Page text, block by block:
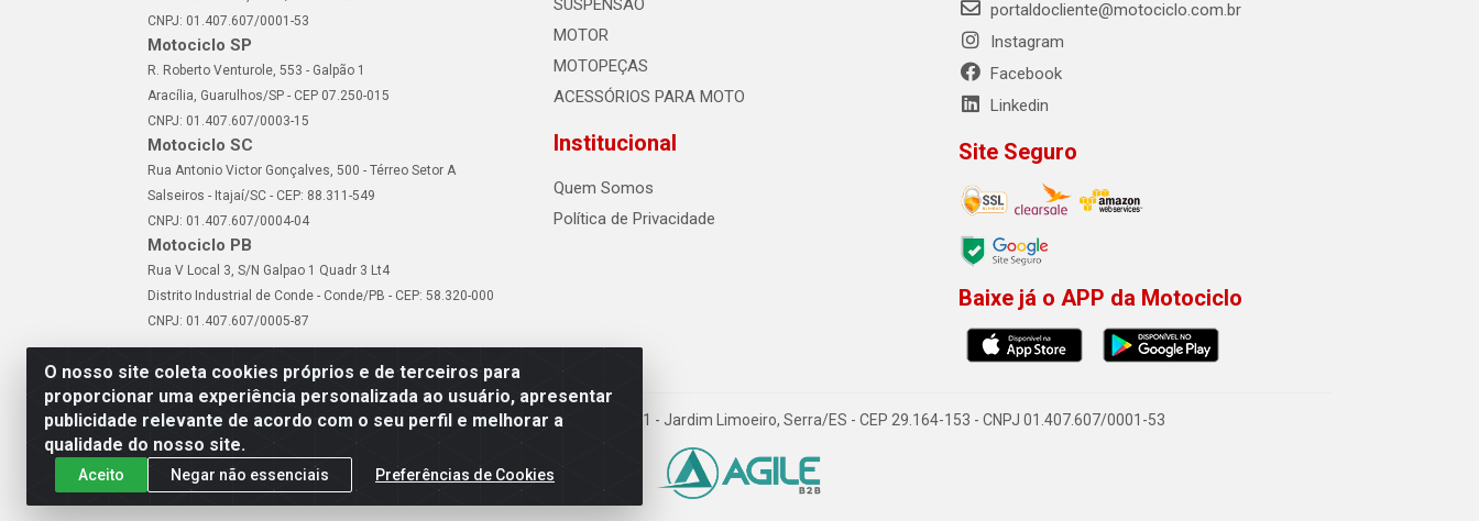
O nosso site coleta cookies próprios e de terceiros para
proporcionar uma experiência personalizada ao usuário, apresentar
publicidade relevante de acordo com o seu perfil e melhorar a
qualidade do nosso site.
Aceito Negar não essenciais Preferências de Cookies
CNPJ: 01.407.607/0001-53
Motociclo SP
R. Roberto Venturole, 553 - Galpão 1
Aracília, Guarulhos/SP - CEP 07.250-015
CNPJ: 01.407.607/0003-15
Motociclo SC
Rua Antonio Victor Gonçalves, 500 - Térreo Setor A
Salseiros - Itajaí/SC - CEP: 88.311-549
CNPJ: 01.407.607/0004-04
Motociclo PB
Rua V Local 3, S/N Galpao 1 Quadr 3 Lt4
Distrito Industrial de Conde - Conde/PB - CEP: 58.320-000
CNPJ: 01.407.607/0005-87
SUSPENSÃO
MOTOR
MOTOPEÇAS
ACESSÓRIOS PARA MOTO
Institucional
Quem Somos
Política de Privacidade
portaldocliente@motociclo.com.br
Instagram
Facebook
Linkedin
Site Seguro
Baixe já o APP da Motociclo
Motociclo - Rua Francisco Sousa dos Santos, 731 - Jardim Limoeiro, Serra/ES - CEP 29.164-153 - CNPJ 01.407.607/0001-53